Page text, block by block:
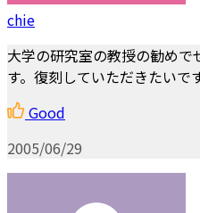
chie
大学の研究室の教授の勧めで
す。復刻していただきたいです
Good
2005/06/29